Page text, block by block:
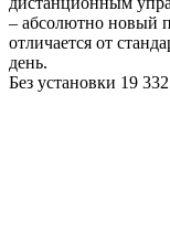
– абсолютно новый
отличается от
день.
Без установки 19